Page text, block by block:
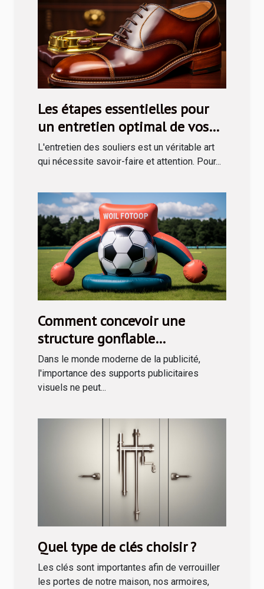
Les étapes essentielles pour
un entretien optimal de vos
souliers avec un kit de cirage
L'entretien des souliers est un véritable art
qui nécessite savoir-faire et attention. Pour...
Comment concevoir une
structure gonflable
publicitaire efficace
Dans le monde moderne de la publicité,
l'importance des supports publicitaires
visuels ne peut...
Quel type de clés choisir ?
Les clés sont importantes afin de verrouiller
les portes de notre maison, nos armoires,